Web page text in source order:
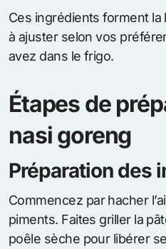
Ces ingrédients forment la
à ajuster selon vos
avez dans le frigo.
Étapes de
nasi goreng
Préparation des
Commencez par hacher
piments. Faites griller la
poêle sèche pour libérer